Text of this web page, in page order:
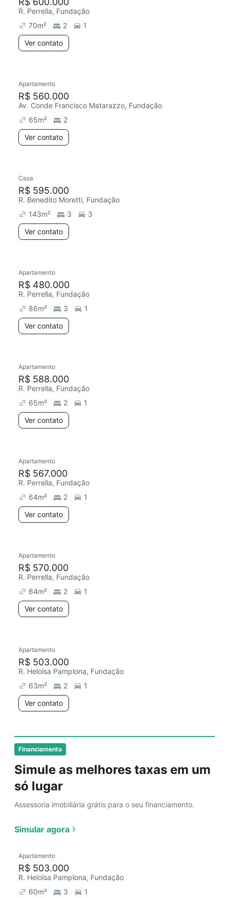
Financiamento
Simule as melhores taxas em um
só lugar
Assessoria imobiliária grátis para o seu financiamento.
Simular agora
R. Perrella, Fundação
70m² 2
1
Ver contato
Apartamento
R$ 560.000
Av. Conde Francisco Matarazzo, Fundação
65m²
2
Ver contato
Casa
R$ 595.000
R. Benedito Moretti, Fundação
143m² 3
3
Ver contato
Apartamento
R$ 480.000
R. Perrella, Fundação
86m² 3
1
Ver contato
Apartamento
R$ 588.000
R. Perrella, Fundação
65m² 2
1
Ver contato
Apartamento
R$ 567.000
R. Perrella, Fundação
64m² 2
1
Ver contato
Apartamento
R$ 570.000
R. Perrella, Fundação
64m² 2
1
Ver contato
Apartamento
R$ 503.000
R. Heloísa Pamplona, Fundação
63m² 2
1
Ver contato
Apartamento
R$ 503.000
R. Heloísa Pamplona, Fundação
60m² 3
1